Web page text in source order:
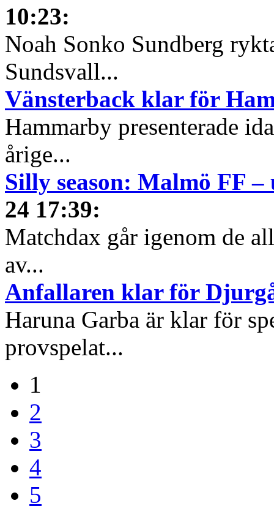
10:23:
Noah Sonko Sundberg
Sundsvall...
Vänsterback klar för
Hammarby presenterade
årige...
Silly season: Malmö FF
24 17:39:
Matchdax går igenom de
av...
Anfallaren klar för
Haruna Garba är klar för
provspelat...
1
2
3
4
5